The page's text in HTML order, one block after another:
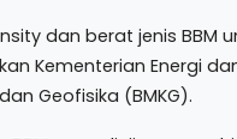
dan berat jenis BBM
Kementerian Energi
Geofisika (BMKG).